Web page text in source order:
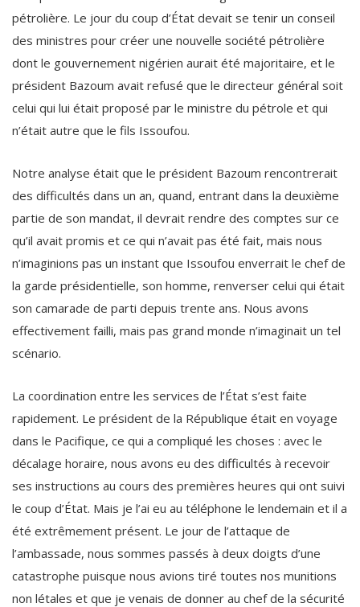
pétrolière. Le jour du coup d’État devait se tenir un conseil
des ministres pour créer une nouvelle société pétrolière
dont le gouvernement nigérien aurait été majoritaire, et le
président Bazoum avait refusé que le directeur général soit
celui qui lui était proposé par le ministre du pétrole et qui
n’était autre que le fils Issoufou.
Notre analyse était que le président Bazoum rencontrerait
des difficultés dans un an, quand, entrant dans la deuxième
partie de son mandat, il devrait rendre des comptes sur ce
qu’il avait promis et ce qui n’avait pas été fait, mais nous
n’imaginions pas un instant que Issoufou enverrait le chef de
la garde présidentielle, son homme, renverser celui qui était
son camarade de parti depuis trente ans. Nous avons
effectivement failli, mais pas grand monde n’imaginait un tel
scénario.
La coordination entre les services de l’État s’est faite
rapidement. Le président de la République était en voyage
dans le Pacifique, ce qui a compliqué les choses : avec le
décalage horaire, nous avons eu des difficultés à recevoir
ses instructions au cours des premières heures qui ont suivi
le coup d’État. Mais je l’ai eu au téléphone le lendemain et il a
été extrêmement présent. Le jour de l’attaque de
l’ambassade, nous sommes passés à deux doigts d’une
catastrophe puisque nous avions tiré toutes nos munitions
non létales et que je venais de donner au chef de la sécurité